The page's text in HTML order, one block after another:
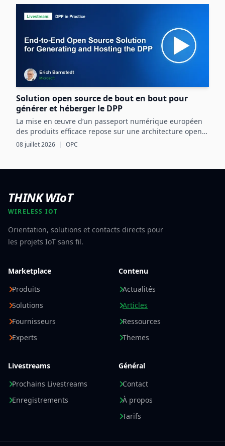
Solution open source de bout en bout pour
générer et héberger le DPP
La mise en œuvre d’un passeport numérique européen
des produits efficace repose sur une architecture open
source intégrant OPC UA, les normes CEN/CENELEC et
des mécanismes d’échange sécurisés basés sur l’EDC.
08 juillet 2026 | OPC
THINK WIoT
WIRELESS IOT
Orientation, solutions et contacts directs pour
les projets IoT sans fil.
Marketplace
Produits
Solutions
Fournisseurs
Experts
Contenu
Actualités
Articles
Ressources
Themes
Livestreams
Prochains Livestreams
Enregistrements
Général
Contact
À propos
Tarifs